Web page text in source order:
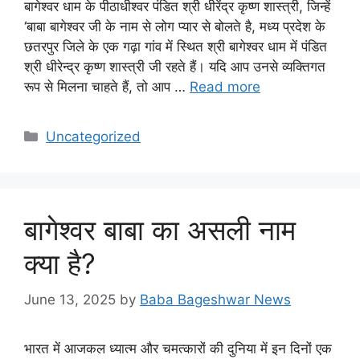
बागेश्वर धाम के पीठाधीश्वर पंडित श्री धीरेंद्र कृष्ण शास्त्री, जिन्हें
‘बाबा बागेश्वर जी के नाम से लोग प्यार से बोलते है, मध्य प्रदेश के
छतरपुर जिले के एक गढ़ा गांव में स्थित श्री बागेश्वर धाम में पंडित
श्री धीरेन्द्र कृष्ण शास्त्री जी रहते हैं। यदि आप उनसे व्यक्तिगत
रूप से मिलना चाहते हैं, तो आप … Read more
Categories
Uncategorized
बागेश्वर बाबा का असली नाम
क्या है?
June 13, 2025 by Baba Bageshwar News
भारत में आजकल ध्यात्म और चमत्कारों की दुनिया में इन दिनों एक